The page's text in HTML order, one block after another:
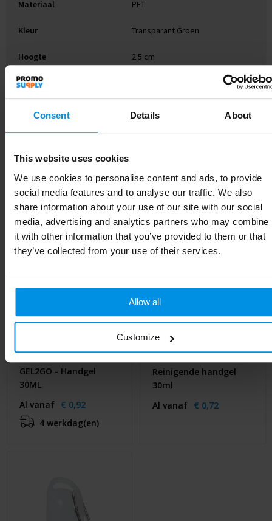
Consent Details About
This website uses cookies
We use cookies to personalise content and ads, to provide
social media features and to analyse our traffic. We also
share information about your use of our site with our social
media, advertising and analytics partners who may combine
it with other information that you’ve provided to them or that
they’ve collected from your use of their services.
Allow all
Customize
Materiaal PET
Kleur Transparant Groen
Hoogte 2.5 cm
Breedte
Gerelateerde producten
GEL2GO - Handgel
30ML
Al vanaf € 0,92
4 werkdag(en)
Reinigende handgel
30ml
Al vanaf € 0,72